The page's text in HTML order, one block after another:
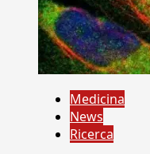
Medicina
News
Ricerca